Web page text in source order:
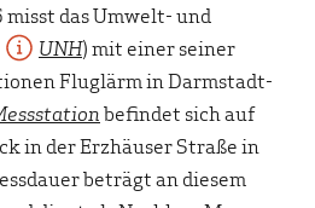
das Umwelt- und
UNH) mit einer seiner
Fluglärm in Darmstadt-
befindet sich auf
in der Erzhäuser Straße in
beträgt an diesem